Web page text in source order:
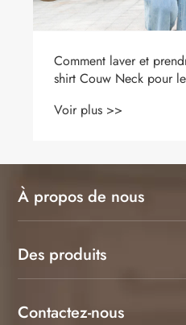
Pourquoi le polo à
essentiel de votre
Voir plus >>
À propos de nous
Des produits
Contactez-nous